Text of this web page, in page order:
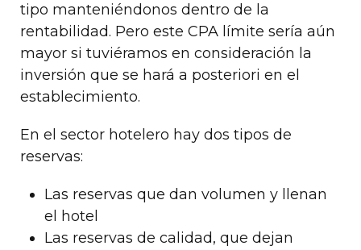
tipo manteniéndonos dentro de la
rentabilidad. Pero este CPA límite sería aún
mayor si tuviéramos en consideración la
inversión que se hará a posteriori en el
establecimiento.
En el sector hotelero hay dos tipos de
reservas:
Las reservas que dan volumen y llenan
el hotel
Las reservas de calidad, que dejan